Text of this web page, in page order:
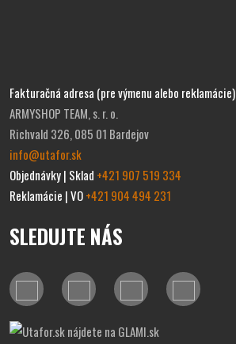
Fakturačná adresa (pre výmenu alebo reklamácie)
ARMYSHOP TEAM, s. r. o.
Richvald 326, 085 01 Bardejov
info@utafor.sk
Objednávky | Sklad +421 907 519 334
Reklamácie | VO+421 904 494 231
SLEDUJTE NÁS